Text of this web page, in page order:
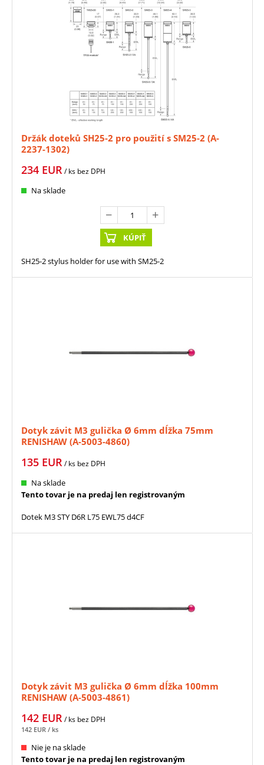
Držák doteků SH25-2 pro použití s SM25-2 (A-
2237-1302)
234 EUR/ ks bez DPH
Na sklade
KÚPIŤ
SH25-2 stylus holder for use with SM25-2
Dotyk závit M3 gulička Ø 6mm dĺžka 75mm
RENISHAW (A-5003-4860)
135 EUR / ks bez DPH
Na sklade
Tento tovar je na predaj len registrovaným
Dotek M3 STY D6R L75 EWL75 d4CF
Dotyk závit M3 gulička Ø 6mm dĺžka 100mm
RENISHAW (A-5003-4861)
142 EUR / ks bez DPH
142 EUR / ks
Nie je na sklade
Tento tovar je na predaj len registrovaným